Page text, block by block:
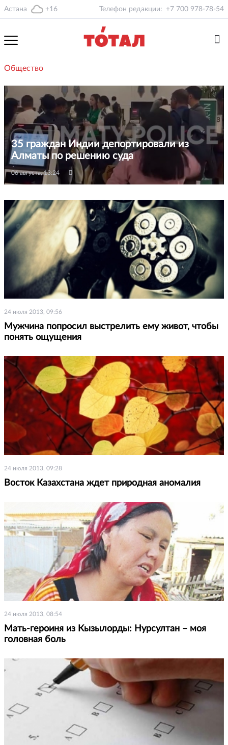
Астана +16 Телефон редакции: +7 700 978-78-54
Общество
35 граждан Индии депортировали из
Алматы по решению суда
06 августа, 13:24
24 июля 2013, 09:56
Мужчина попросил выстрелить ему живот, чтобы
понять ощущения
24 июля 2013, 09:28
Восток Казахстана ждет природная аномалия
24 июля 2013, 08:54
Мать-героиня из Кызылорды: Нурсултан – моя
головная боль